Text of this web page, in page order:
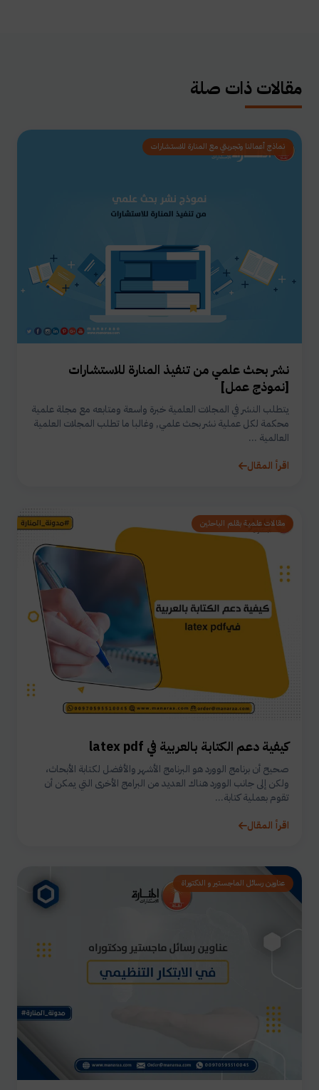
مقالات ذات صلة
نماذج أعمالنا وتجربتي مع المنارة للاستشارات
نشر بحث علمي من تنفيذ المنارة للاستشارات
[نموذج عمل]
يتطلب النشر في المجلات العلمية خبرة واسعة ومتابعه مع مجلة علمية
محكمة لكل عملية نشر بحث علمي, وغالبا ما تطلب المجلات العلمية
العالمية ...
اقرأ المقال
مقالات علمية بقلم الباحثين
كيفية دعم الكتابة بالعربية في latex pdf
صحيح أن برنامج الوورد هو البرنامج الأشهر والأفضل لكتابة الأبحاث،
ولكن إلى جانب الوورد هناك العديد من البرامج الأخرى التي يمكن أن
تقوم بعملية كتابة...
اقرأ المقال
عناوين رسائل الماجستير و الدكتوراة